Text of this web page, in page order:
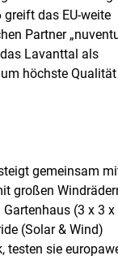
das EU-weite
Partner
Lavanttal als
höchste
gemeinsam
großen
(3 x 3 x
(Solar & Wind)
testen sie